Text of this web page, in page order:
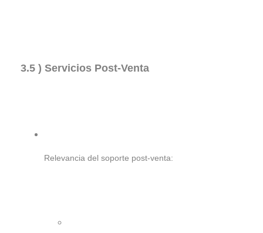
3.5 ) Servicios Post-Venta
Relevancia del soporte post-venta: